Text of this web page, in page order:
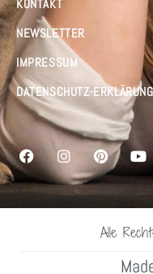
KONTAKT
NEWSLETTER
IMPRESSUM
DATENSCHUTZ-ERKLÄRUNG
Alle